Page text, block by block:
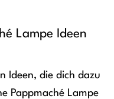
Lampe Ideen
Ideen, die dich dazu
Pappmaché Lampe